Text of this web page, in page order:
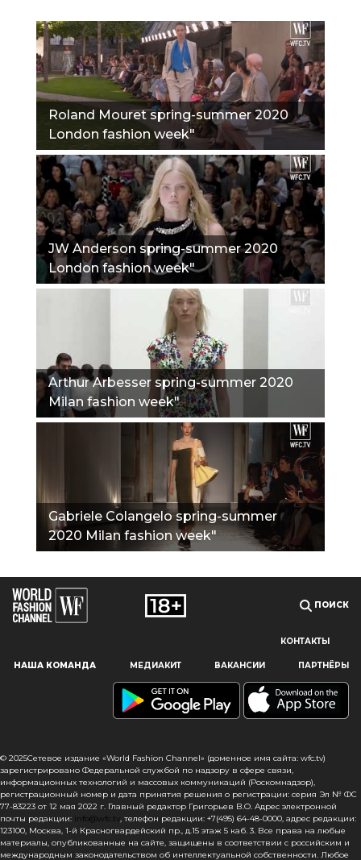
Наш сайт использует файлы cookie и похожие технологии,
пользователям, предоставляя персонализированную
информацию, запоминая предпочтения в области
сайта, вы подтверждаете свое согласие на использование
файлов cookie в соответствии с настоящим уведомлением
в отношении данного типа файлов. Если вы не согласны
с тем, чтобы мы использовали данный тип файлов,
то вы должны соответствующим образом установить
настройки вашего браузера или не использовать сайт wfc.tv
Roland Mouret spring-summer 2020
London fashion week"
JW Anderson spring-summer 2020
London fashion week"
Arthur Arbesser spring-summer 2020
Milan fashion week"
Gabriele Colangelo spring-summer
2020 Milan fashion week"
ПОИСК
КОНТАКТЫ
НАША КОМАНДА МЕДИАКИТ ВАКАНСИИ ПАРТНЁРЫ
© 2025Сетевое издание «World Fashion Channel» (доменное имя сайта: wfc.tv)
зарегистрировано Федеральной службой по надзору в сфере связи,
информационных технологий и массовых коммуникаций (Роскомнадзор),
регистрационный номер и дата принятия решения о регистрации: серия Эл № ФС
77-83223 от 12 мая 2022 г. Главный редактор Григорьев В.О. Адрес электронной
почты редакции: info@wfc.tv, телефон редакции: +7(495) 64-48-0000, адрес редакции:
123100, Москва, 1-й Красногвардейский пр., д.15 этаж 5 каб. 3. Все права на любые
материалы, опубликованные на сайте, защищены в соответствии с российским и
международным законодательством об интеллектуальной собственности. Любое